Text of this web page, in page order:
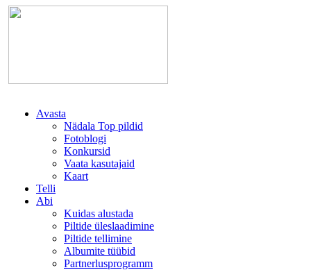
Avasta
Nädala Top pildid
Fotoblogi
Konkursid
Vaata kasutajaid
Kaart
Telli
Abi
Kuidas alustada
Piltide üleslaadimine
Piltide tellimine
Albumite tüübid
Partnerlusprogramm